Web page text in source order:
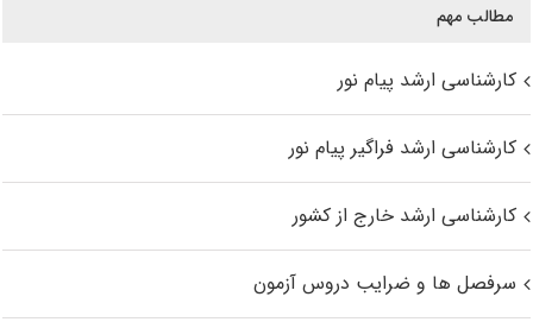
مطالب مهم
کارشناسی ارشد پیام نور
کارشناسی ارشد فراگیر پیام نور
کارشناسی ارشد خارج از کشور
سرفصل ها و ضرایب دروس آزمون